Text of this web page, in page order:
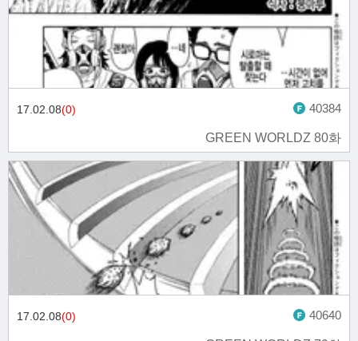
GREEN WORLDZ 80화
17.02.08(0) 40384
17.02.08(0) 40640